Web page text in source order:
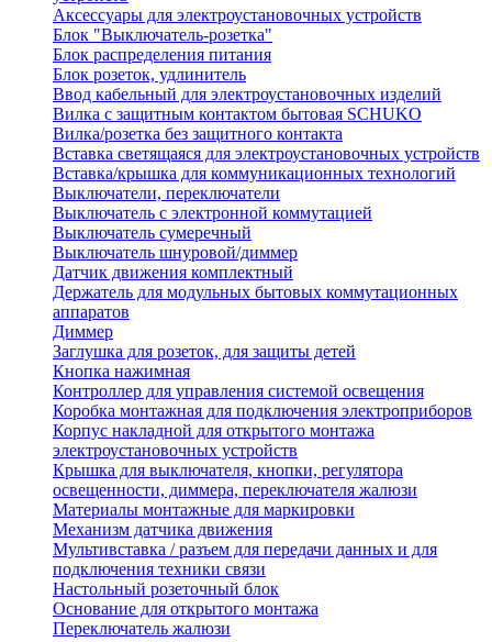
Аксессуары для электроустановочных устройств
Блок "Выключатель-розетка"
Блок распределения питания
Блок розеток, удлинитель
Ввод кабельный для электроустановочных изделий
Вилка с защитным контактом бытовая SCHUKO
Вилка/розетка без защитного контакта
Вставка светящаяся для электроустановочных устройств
Вставка/крышка для коммуникационных технологий
Выключатели, переключатели
Выключатель с электронной коммутацией
Выключатель сумеречный
Выключатель шнуровой/диммер
Датчик движения комплектный
Держатель для модульных бытовых коммутационных
аппаратов
Диммер
Заглушка для розеток, для защиты детей
Кнопка нажимная
Контроллер для управления системой освещения
Коробка монтажная для подключения электроприборов
Корпус накладной для открытого монтажа
электроустановочных устройств
Крышка для выключателя, кнопки, регулятора
освещенности, диммера, переключателя жалюзи
Материалы монтажные для маркировки
Механизм датчика движения
Мультивставка / разъем для передачи данных и для
подключения техники связи
Настольный розеточный блок
Основание для открытого монтажа
Переключатель жалюзи